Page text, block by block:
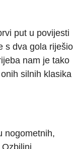
put u povijesti
s dva gola riješio
nam je tako
silnih klasika
nogometnih,